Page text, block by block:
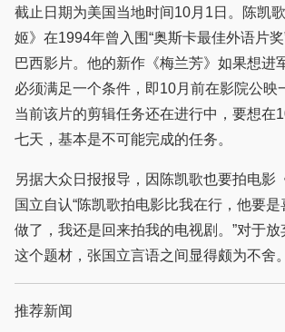
截止日期为美国当地时间10月1日。陈凯
姬》在1994年曾入围“奥斯卡最佳外语片
巴西影片。他的新作《梅兰芳》如果想进
必须满足一个条件，即10月前在影院公映
当前该片的剪辑任务还在进行中，要想在
七天，基本是不可能完成的任务。
另据大众日报报导，因陈凯歌也要拍电影
国立自认“陈凯歌拍电影比我在行，他要
做了，我还是回来拍我的电视剧。”对于放
这个题材，张国立言语之间显得颇为不舍。
推荐新闻